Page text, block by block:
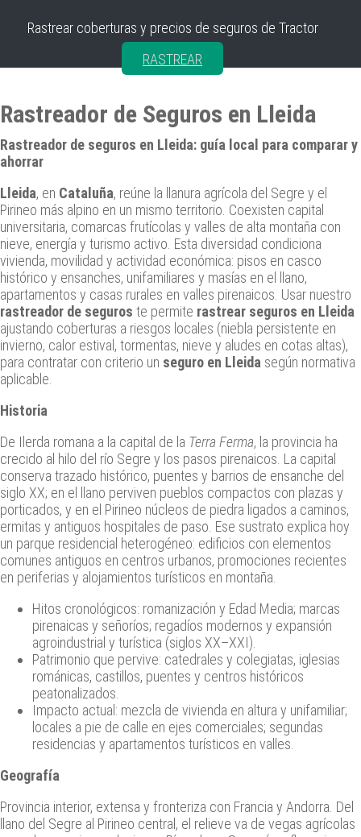
Rastrear coberturas y precios de seguros de Tractor
RASTREAR
Rastreador de Seguros en Lleida
Rastreador de seguros en Lleida: guía local para comparar y
ahorrar
Lleida, en Cataluña, reúne la llanura agrícola del Segre y el
Pirineo más alpino en un mismo territorio. Coexisten capital
universitaria, comarcas frutícolas y valles de alta montaña con
nieve, energía y turismo activo. Esta diversidad condiciona
vivienda, movilidad y actividad económica: pisos en casco
histórico y ensanches, unifamiliares y masías en el llano,
apartamentos y casas rurales en valles pirenaicos. Usar nuestro
rastreador de seguros te permite rastrear seguros en Lleida
ajustando coberturas a riesgos locales (niebla persistente en
invierno, calor estival, tormentas, nieve y aludes en cotas altas),
para contratar con criterio un seguro en Lleida según normativa
aplicable.
Historia
De Ilerda romana a la capital de la Terra Ferma, la provincia ha
crecido al hilo del río Segre y los pasos pirenaicos. La capital
conserva trazado histórico, puentes y barrios de ensanche del
siglo XX; en el llano perviven pueblos compactos con plazas y
porticados, y en el Pirineo núcleos de piedra ligados a caminos,
ermitas y antiguos hospitales de paso. Ese sustrato explica hoy
un parque residencial heterogéneo: edificios con elementos
comunes antiguos en centros urbanos, promociones recientes
en periferias y alojamientos turísticos en montaña.
Hitos cronológicos: romanización y Edad Media; marcas
pirenaicas y señoríos; regadíos modernos y expansión
agroindustrial y turística (siglos XX–XXI).
Patrimonio que pervive: catedrales y colegiatas, iglesias
románicas, castillos, puentes y centros históricos
peatonalizados.
Impacto actual: mezcla de vivienda en altura y unifamiliar;
locales a pie de calle en ejes comerciales; segundas
residencias y apartamentos turísticos en valles.
Geografía
Provincia interior, extensa y fronteriza con Francia y Andorra. Del
llano del Segre al Pirineo central, el relieve va de vegas agrícolas